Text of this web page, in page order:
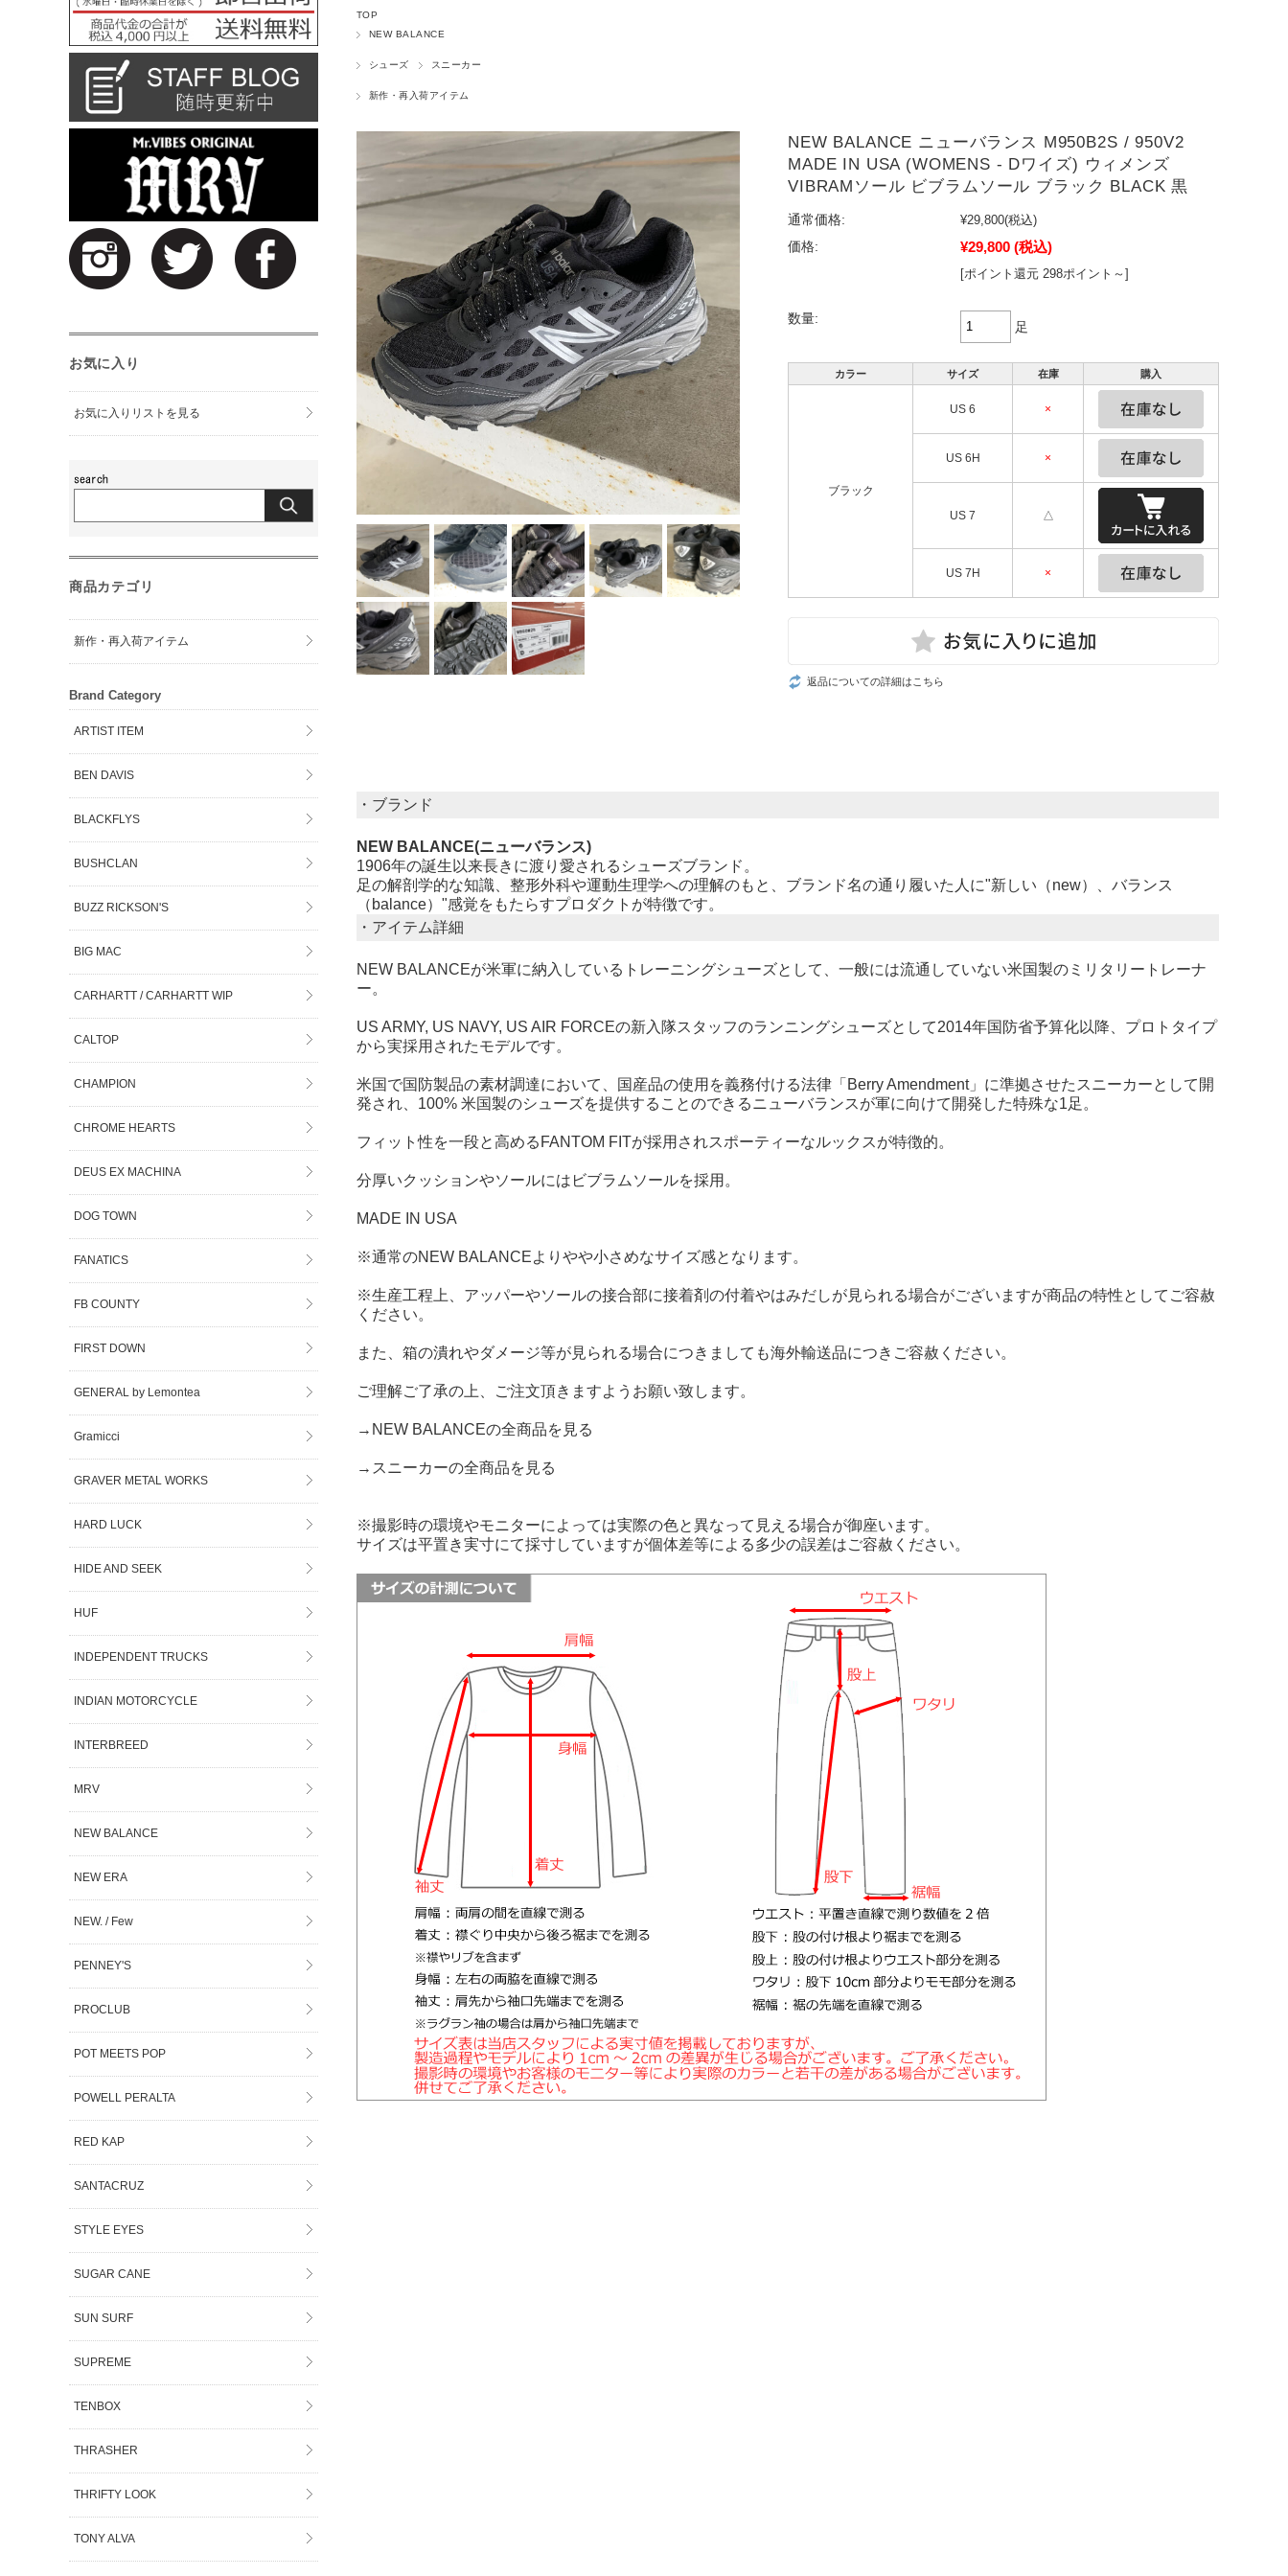
TOP
NEW BALANCE
シューズ スニーカー
新作・再入荷アイテム
NEW BALANCE ニューバランス M950B2S / 950V2
MADE IN USA (WOMENS - Dワイズ) ウィメンズ
VIBRAMソール ビブラムソール ブラック BLACK 黒
通常価格: ¥29,800(税込)
価格:
¥29,800 (税込)
[ポイント還元 298ポイント～]
数量:
足
カラー サイズ 在庫 購入
ブラック
US 6 ×
US 6H ×
US 7 △
US 7H ×
返品についての詳細はこちら
・ブランド
NEW BALANCE(ニューバランス)
1906年の誕生以来長きに渡り愛されるシューズブランド。
足の解剖学的な知識、整形外科や運動生理学への理解のもと、ブランド名の通り履いた人に"新しい（new）、バランス
（balance）"感覚をもたらすプロダクトが特徴です。
・アイテム詳細
NEW BALANCEが米軍に納入しているトレーニングシューズとして、一般には流通していない米国製のミリタリートレーナ
ー。
US ARMY, US NAVY, US AIR FORCEの新入隊スタッフのランニングシューズとして2014年国防省予算化以降、プロトタイプ
から実採用されたモデルです。
米国で国防製品の素材調達において、国産品の使用を義務付ける法律「Berry Amendment」に準拠させたスニーカーとして開
発され、100% 米国製のシューズを提供することのできるニューバランスが軍に向けて開発した特殊な1足。
フィット性を一段と高めるFANTOM FITが採用されスポーティーなルックスが特徴的。
分厚いクッションやソールにはビブラムソールを採用。
MADE IN USA
※通常のNEW BALANCEよりやや小さめなサイズ感となります。
※生産工程上、アッパーやソールの接合部に接着剤の付着やはみだしが見られる場合がございますが商品の特性としてご容赦
ください。
また、箱の潰れやダメージ等が見られる場合につきましても海外輸送品につきご容赦ください。
ご理解ご了承の上、ご注文頂きますようお願い致します。
→NEW BALANCEの全商品を見る
→スニーカーの全商品を見る
※撮影時の環境やモニターによっては実際の色と異なって見える場合が御座います。
サイズは平置き実寸にて採寸していますが個体差等による多少の誤差はご容赦ください。
お気に入り
お気に入りリストを見る
商品カテゴリ
新作・再入荷アイテム
Brand Category
ARTIST ITEM
BEN DAVIS
BLACKFLYS
BUSHCLAN
BUZZ RICKSON'S
BIG MAC
CARHARTT / CARHARTT WIP
CALTOP
CHAMPION
CHROME HEARTS
DEUS EX MACHINA
DOG TOWN
FANATICS
FB COUNTY
FIRST DOWN
GENERAL by Lemontea
Gramicci
GRAVER METAL WORKS
HARD LUCK
HIDE AND SEEK
HUF
INDEPENDENT TRUCKS
INDIAN MOTORCYCLE
INTERBREED
MRV
NEW BALANCE
NEW ERA
NEW. / Few
PENNEY'S
PROCLUB
POT MEETS POP
POWELL PERALTA
RED KAP
SANTACRUZ
STYLE EYES
SUGAR CANE
SUN SURF
SUPREME
TENBOX
THRASHER
THRIFTY LOOK
TONY ALVA